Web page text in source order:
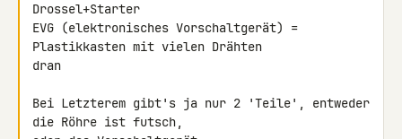
Drossel+Starter
EVG (elektronisches Vorschaltgerät) =
Plastikkasten mit vielen Drähten
dran
Bei Letzterem gibt's ja nur 2 'Teile', entweder
die Röhre ist futsch,